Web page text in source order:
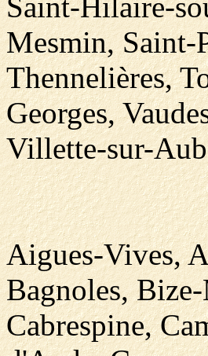
Saint-Hilaire-
Mesmin, Saint-
Thennelières,
Georges,
Villette-sur-
Aigues-Vives,
Bagnoles,
Cabrespine,